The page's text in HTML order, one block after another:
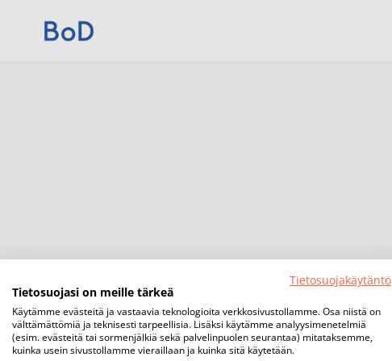
Tietosuojakäytäntö
Tietosuojasi on meille tärkeä
Käytämme evästeitä ja vastaavia teknologioita verkkosivustollamme. Osa niistä on
välttämättömiä ja teknisesti tarpeellisia. Lisäksi käytämme analyysimenetelmiä
(esim. evästeitä tai sormenjälkiä sekä palvelinpuolen seurantaa) mitataksemme,
kuinka usein sivustollamme vieraillaan ja kuinka sitä käytetään.